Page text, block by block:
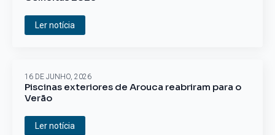
Ler notícia
Piscinas exteriores de Arouca reabriram para o
Verão
16 DE JUNHO, 2026
Ler notícia